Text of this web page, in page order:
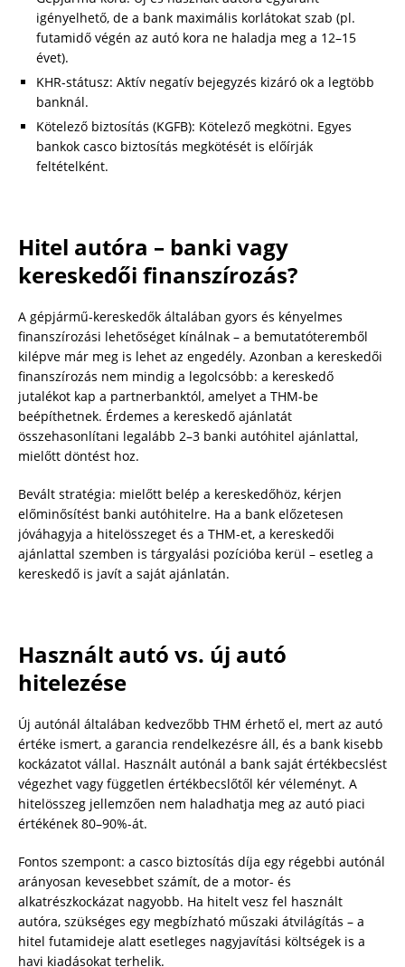
igényelhető, de a bank maximális korlátokat szab (pl.
futamidő végén az autó kora ne haladja meg a 12–15
évet).
KHR-státusz: Aktív negatív bejegyzés kizáró ok a legtöbb
banknál.
Kötelező biztosítás (KGFB): Kötelező megkötni. Egyes
bankok casco biztosítás megkötését is előírják
feltételként.
Hitel autóra – banki vagy
kereskedői finanszírozás?
A gépjármű-kereskedők általában gyors és kényelmes
finanszírozási lehetőséget kínálnak – a bemutatóteremből
kilépve már meg is lehet az engedély. Azonban a kereskedői
finanszírozás nem mindig a legolcsóbb: a kereskedő
jutalékot kap a partnerbanktól, amelyet a THM-be
beépíthetnek. Érdemes a kereskedő ajánlatát
összehasonlítani legalább 2–3 banki autóhitel ajánlattal,
mielőtt döntést hoz.
Bevált stratégia: mielőtt belép a kereskedőhöz, kérjen
előminősítést banki autóhitelre. Ha a bank előzetesen
jóváhagyja a hitelösszeget és a THM-et, a kereskedői
ajánlattal szemben is tárgyalási pozícióba kerül – esetleg a
kereskedő is javít a saját ajánlatán.
Használt autó vs. új autó
hitelezése
Új autónál általában kedvezőbb THM érhető el, mert az autó
értéke ismert, a garancia rendelkezésre áll, és a bank kisebb
kockázatot vállal. Használt autónál a bank saját értékbecslést
végezhet vagy független értékbecslőtől kér véleményt. A
hitelösszeg jellemzően nem haladhatja meg az autó piaci
értékének 80–90%-át.
Fontos szempont: a casco biztosítás díja egy régebbi autónál
arányosan kevesebbet számít, de a motor- és
alkatrészkockázat nagyobb. Ha hitelt vesz fel használt
autóra, szükséges egy megbízható műszaki átvilágítás – a
hitel futamideje alatt esetleges nagyjavítási költségek is a
havi kiadásokat terhelik.